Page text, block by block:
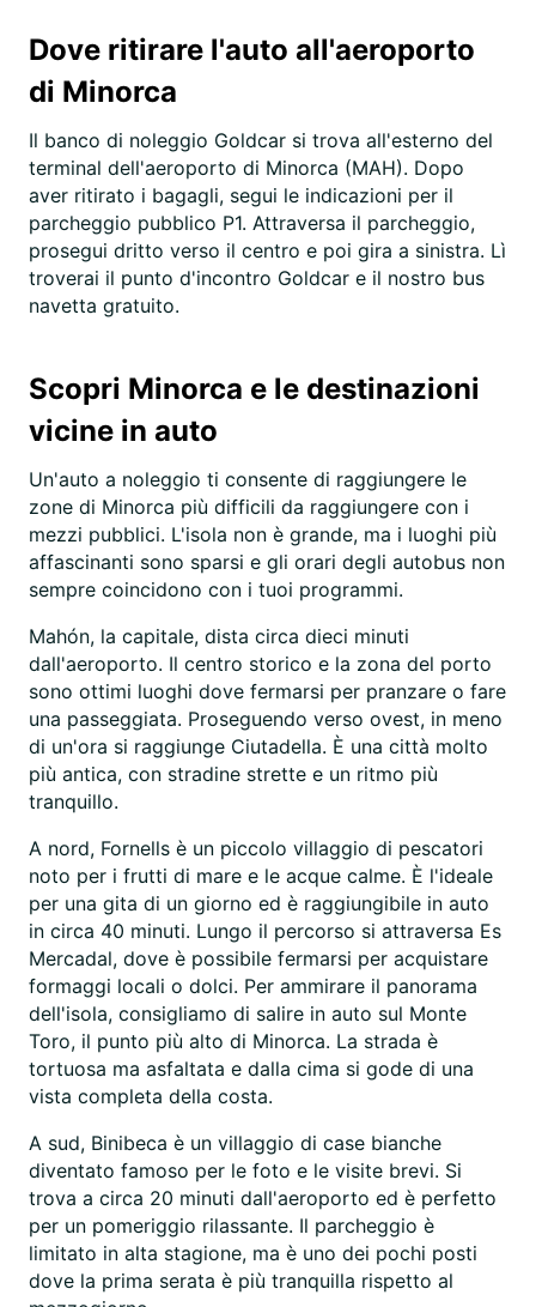
Dove ritirare l'auto all'aeroporto
di Minorca
Il banco di noleggio Goldcar si trova all'esterno del
terminal dell'aeroporto di Minorca (MAH). Dopo
aver ritirato i bagagli, segui le indicazioni per il
parcheggio pubblico P1. Attraversa il parcheggio,
prosegui dritto verso il centro e poi gira a sinistra. Lì
troverai il punto d'incontro Goldcar e il nostro bus
navetta gratuito.
Scopri Minorca e le destinazioni
vicine in auto
Un'auto a noleggio ti consente di raggiungere le
zone di Minorca più difficili da raggiungere con i
mezzi pubblici. L'isola non è grande, ma i luoghi più
affascinanti sono sparsi e gli orari degli autobus non
sempre coincidono con i tuoi programmi.
Mahón, la capitale, dista circa dieci minuti
dall'aeroporto. Il centro storico e la zona del porto
sono ottimi luoghi dove fermarsi per pranzare o fare
una passeggiata. Proseguendo verso ovest, in meno
di un'ora si raggiunge Ciutadella. È una città molto
più antica, con stradine strette e un ritmo più
tranquillo.
A nord, Fornells è un piccolo villaggio di pescatori
noto per i frutti di mare e le acque calme. È l'ideale
per una gita di un giorno ed è raggiungibile in auto
in circa 40 minuti. Lungo il percorso si attraversa Es
Mercadal, dove è possibile fermarsi per acquistare
formaggi locali o dolci. Per ammirare il panorama
dell'isola, consigliamo di salire in auto sul Monte
Toro, il punto più alto di Minorca. La strada è
tortuosa ma asfaltata e dalla cima si gode di una
vista completa della costa.
A sud, Binibeca è un villaggio di case bianche
diventato famoso per le foto e le visite brevi. Si
trova a circa 20 minuti dall'aeroporto ed è perfetto
per un pomeriggio rilassante. Il parcheggio è
limitato in alta stagione, ma è uno dei pochi posti
dove la prima serata è più tranquilla rispetto al